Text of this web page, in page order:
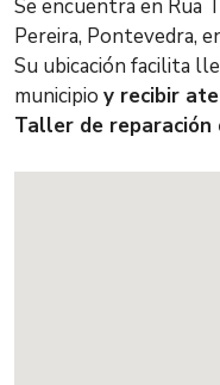
Se encuentra en Rua
Pereira, Pontevedra,
Su ubicación facilita
municipio y recibir
Taller de reparación